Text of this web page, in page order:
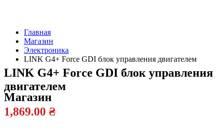
Главная
Магазин
Электроника
LINK G4+ Force GDI блок управления двигателем
Магазин
LINK G4+ Force GDI блок управления
двигателем
1,869.00 ₴